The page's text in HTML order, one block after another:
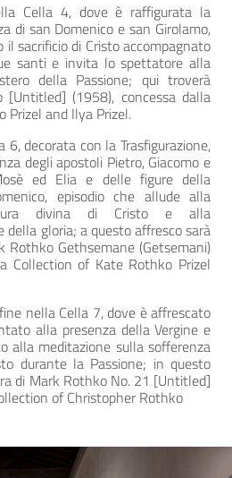
Cella 4, dove è raffigurata la
di san Domenico e san Girolamo,
sacrificio di Cristo accompagnato
santi e invita lo spettatore alla
della Passione; qui troverà
[Untitled] (1958), concessa dalla
Prizel and Ilya Prizel.
6, decorata con la Trasfigurazione,
degli apostoli Pietro, Giacomo e
ed Elia e delle figure della
episodio che allude alla
divina di Cristo e alla
della gloria; a questo affresco sarà
Rothko Gethsemane (Getsemani)
Collection of Kate Rothko Prizel
nella Cella 7, dove è affrescato
alla presenza della Vergine e
alla meditazione sulla sofferenza
durante la Passione; in questo
di Mark Rothko No. 21 [Untitled]
of Christopher Rothko